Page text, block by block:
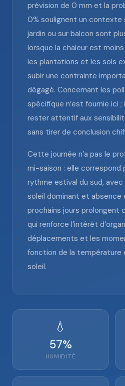
prévision de 0 mm et la
0% soulignent un contexte
jardin ou sur balcon sont
lorsque la chaleur est
les plantations et les sols
subir une contrainte
dégagé. Concernant les
spécifique n’est fournie ici
rester attentif aux
sans tirer de conclusion
Cette journée n’a pas le
mi-saison : elle correspond
rythme estival du sud, avec
soleil dominant et absence
prochains jours prolongent
qui renforce l’intérêt
déplacements et les
fonction de la température
soleil.
💧
57%
HUMIDITÉ